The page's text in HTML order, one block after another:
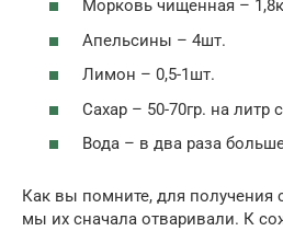
Морковь чищенная –
Апельсины – 4шт.
Лимон – 0,5-1шт.
Сахар – 50-70гр. на литр
Вода – в два раза
Как вы помните, для получения
мы их сначала отваривали. К